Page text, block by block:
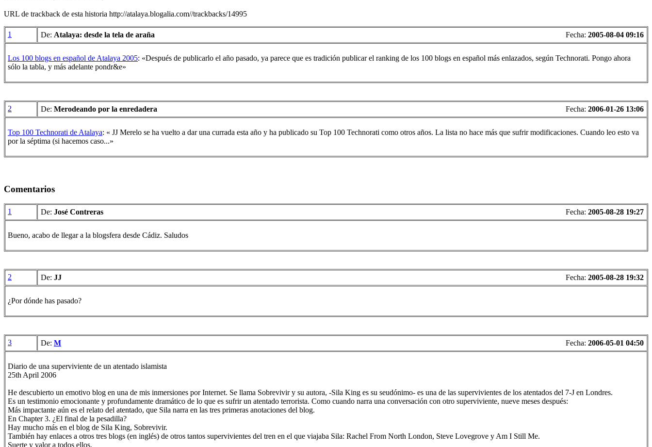
URL de trackback de esta historia http://atalaya.blogalia.com//trackbacks/14995
1 De: Atalaya: desde la tela de araña Fecha: 2005-08-04 09:16
Los 100 blogs en español de Atalaya 2005: «Después de publicarlo el año pasado, ya parece que es tradición publicar el ranking de los 100 blogs en español más enlazados, según Technorati. Pongo ahora
sólo la tabla, y más adelante pondr&e»
2 De: Merodeando por la enredadera Fecha: 2006-01-26 13:06
Top 100 Technorati de Atalaya: « JJ Merelo se ha vuelto a dar una currada esta año y ha publicado su Top 100 Technorati como otros años. La lista no hace más que sufrir modificaciones. Cuando leo esto va
por la séptima (si hacemos caso...»
Comentarios
1 De: José Contreras Fecha: 2005-08-28 19:27
Bueno, acabo de llegar a la blogsfera desde Cádiz. Saludos
2 De: JJ Fecha: 2005-08-28 19:32
¿Por dónde has pasado?
3 De: M Fecha: 2006-05-01 04:50
Diario de una superviviente de un atentado islamista
25th April 2006
He descubierto un emotivo blog en una de mis inmersiones por Internet. Se llama Sobrevivir y su autora, -Sila King es su seudónimo- es una de las supervivientes de los atentados del 7-J en Londres.
Es un testimonio emocionante y profundamente dramático de lo que es sufrir un atentado terrorista. Como cuando narra una conversación con otro superviviente, nueve meses después:
Más impactante aún es el relato del atentado, que Sila narra en las tres primeras anotaciones del blog.
En Chapter 3. ¿El final de la pesadilla?
Hay mucho más en el blog de Sila King, Sobrevivir.
También hay enlaces a otros tres blogs (en inglés) de otros tantos supervivientes del tren en el que viajaba Sila: Rachel From North London, Steve Lovegrove y Am I Still Me.
Suerte y valor a todos ellos.